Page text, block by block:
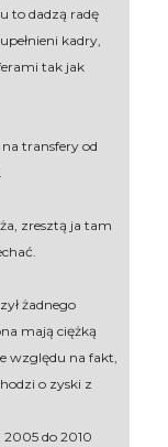
to dadzą radę
kadry,
tak jak
transfery od
zresztą ja tam
żadnego
mają ciężką
względu na fakt,
o zyski z
2005 do 2010